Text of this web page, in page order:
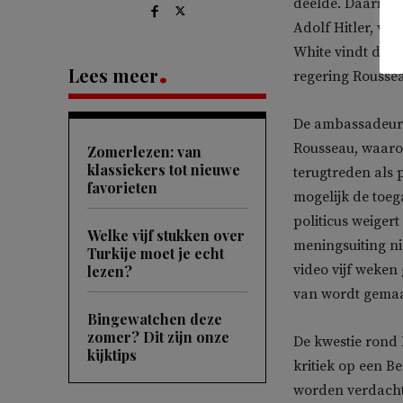
Lees meer
Zomerlezen: van
klassiekers tot nieuwe
favorieten
Welke vijf stukken over
Turkije moet je echt
lezen?
Bingewatchen deze
zomer? Dit zijn onze
kijktips
deelde. Daarin
Adolf Hitler,
White vindt
regering
De
Rousseau,
terugtreden als
mogelijk de
politicus
meningsuiting
video vijf weken
van wordt
De kwestie rond
kritiek op een
worden